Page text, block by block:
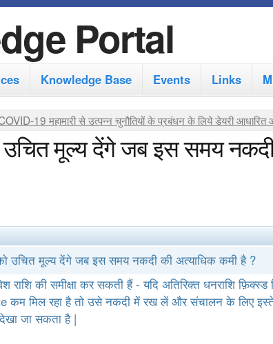
k
p
o
m
n
c
o
n
Portal
Knowledge Base Events Links
19 महामारी से उत्पन्न चुनौतियों के प्रबंधन के लिये डेयरी आधारित
मूल्य देंगे जब इस समय
उचित मूल्य देंगे जब इस समय नकदी की अत्याधिक कमी है ?
राशि की समीक्षा कर सकती हैं - यदि अतिरिक्त धनराशि फ़िक्स्ड
कम मिल रहा है तो उसे नकदी में रख लें और संचालन के लिए
जा सकता है |